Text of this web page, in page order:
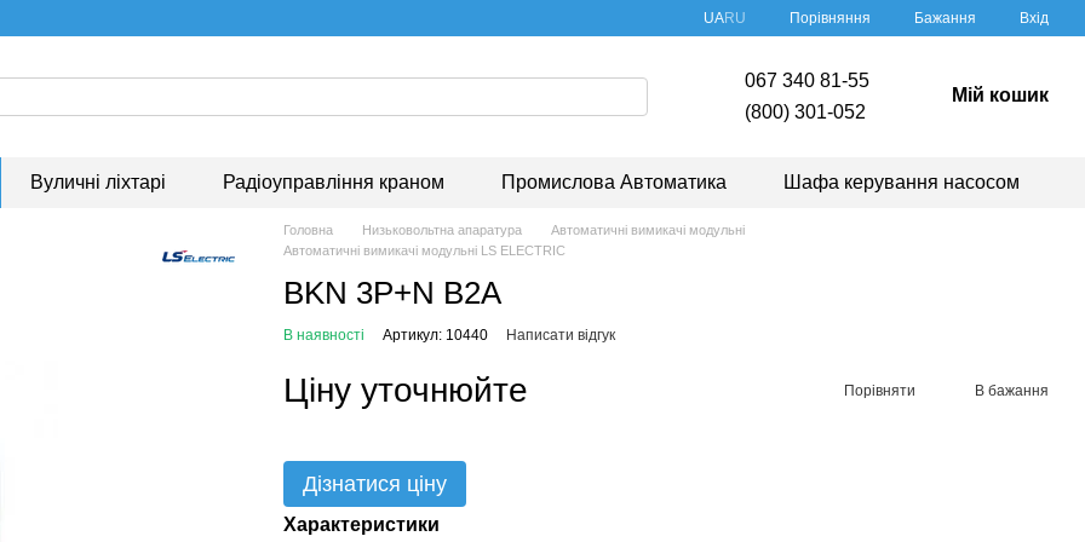
UARU Порівняння Бажання Вхід
067 340 81-55
(800) 301-052
Мій кошик
Вуличні ліхтарі Радіоуправління краном Промислова Автоматика Шафа керування насосом
Головна Низьковольтна апаратура
Автоматичні вимикачі модульні
Автоматичні вимикачі модульні LS ELECTRIC
BKN 3P+N B2A
В наявності Артикул: 10440 Написати відгук
Ціну уточнюйте Порівняти В бажання
Дізнатися ціну
Характеристики